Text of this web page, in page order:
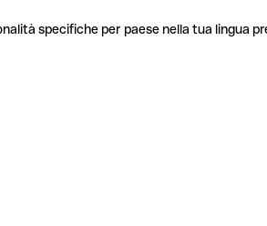
specifiche per paese nella tua lingua